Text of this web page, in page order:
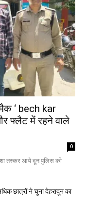
‘ bech kar
फ्लैट में रहने वाले
0
तस्कर आये दून पुलिस की
छात्रों ने चुना देहरादून का